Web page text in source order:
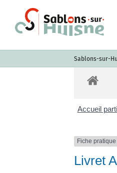
Sablons-sur-
Accueil
Fiche pratique
Livret A